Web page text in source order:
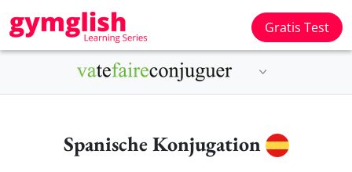
Gratis Test
Spanische Konjugation